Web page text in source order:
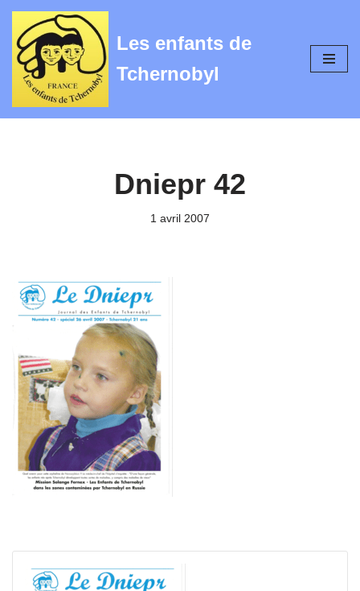
Aller
au
contenu
Les enfants de
Tchernobyl
Dniepr 42
1 avril 2007